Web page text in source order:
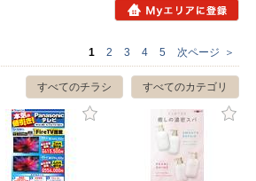
1 2 3 4 5 次ページ ＞
すべてのカテゴリ
すべてのチラシ